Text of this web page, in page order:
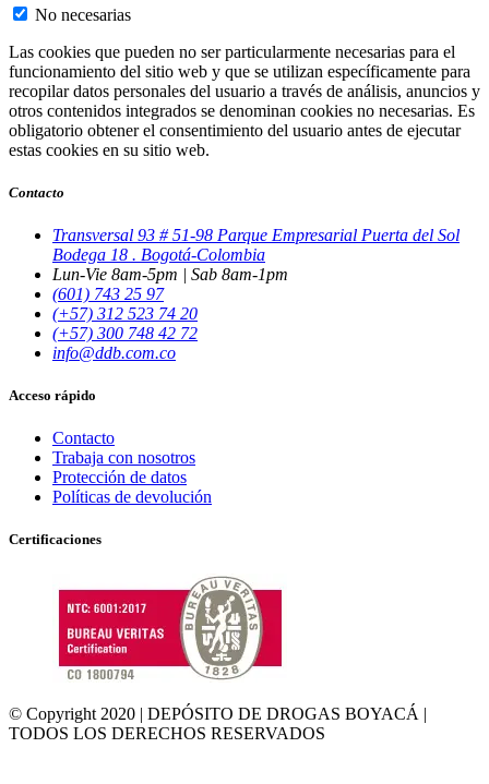
No necesarias
Las cookies que pueden no ser particularmente necesarias para el
funcionamiento del sitio web y que se utilizan específicamente para
recopilar datos personales del usuario a través de análisis, anuncios y
otros contenidos integrados se denominan cookies no necesarias. Es
obligatorio obtener el consentimiento del usuario antes de ejecutar
estas cookies en su sitio web.
Contacto
Transversal 93 # 51-98 Parque Empresarial Puerta del Sol
Bodega 18 . Bogotá-Colombia
Lun-Vie 8am-5pm | Sab 8am-1pm
(601) 743 25 97
(+57) 312 523 74 20
(+57) 300 748 42 72
info@ddb.com.co
Acceso rápido
Contacto
Trabaja con nosotros
Protección de datos
Políticas de devolución
Certificaciones
© Copyright 2020 | DEPÓSITO DE DROGAS BOYACÁ |
TODOS LOS DERECHOS RESERVADOS